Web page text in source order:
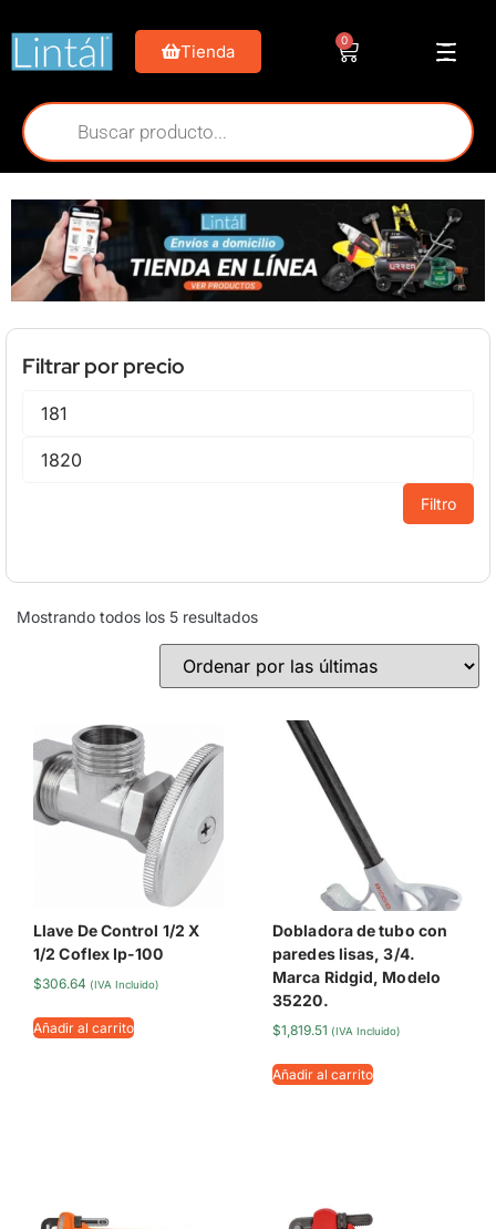
Tienda
0
Filtrar por precio
Filtro
Mostrando todos los 5 resultados
Llave De Control 1/2 X
1/2 Coflex Ip-100
$306.64 (IVA Incluido)
Añadir al carrito
Dobladora de tubo con
paredes lisas, 3/4.
Marca Ridgid, Modelo
35220.
$1,819.51 (IVA Incluido)
Añadir al carrito